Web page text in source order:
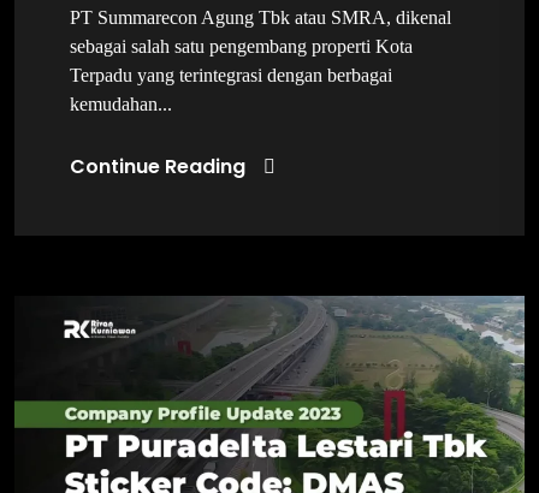
PT Summarecon Agung Tbk atau SMRA, dikenal
sebagai salah satu pengembang properti Kota
Terpadu yang terintegrasi dengan berbagai
kemudahan...
Continue Reading